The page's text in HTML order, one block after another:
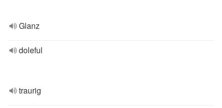
Glanz
doleful
traurig